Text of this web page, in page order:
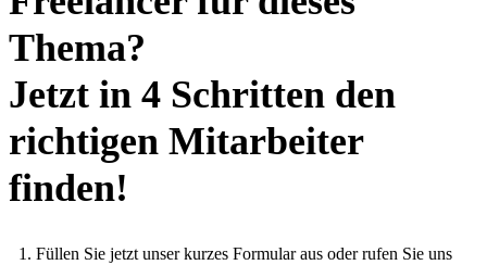
Thema?
Jetzt in 4 Schritten den
richtigen Mitarbeiter
finden!
Füllen Sie jetzt unser kurzes Formular aus oder rufen Sie uns